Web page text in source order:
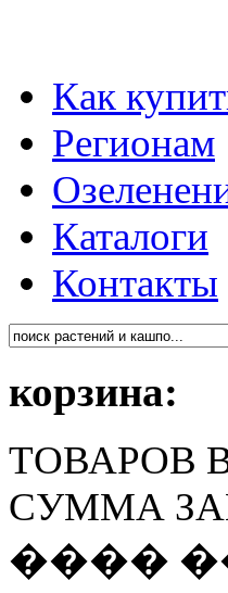
Как
Регионам
Каталоги
Контакты
корзина:
ТОВАРОВ
СУММА
����